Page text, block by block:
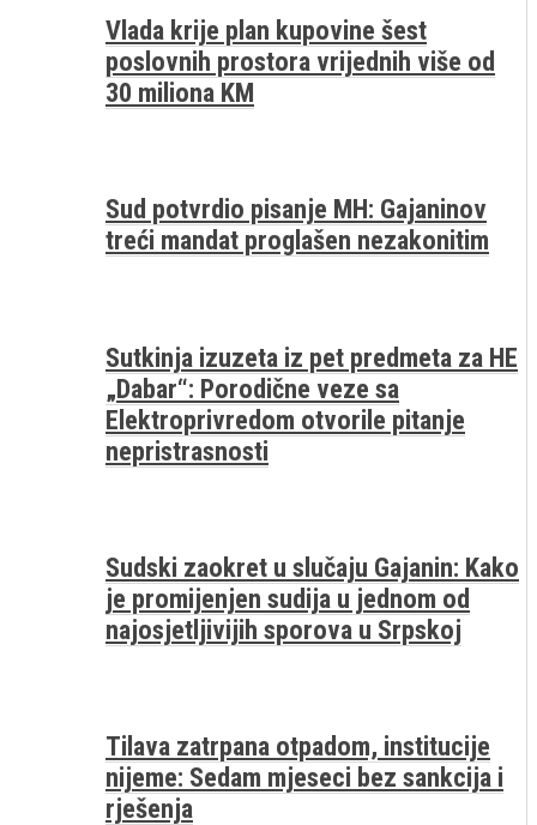
Vlada krije plan kupovine šest
poslovnih prostora vrijednih više od
30 miliona KM
Sud potvrdio pisanje MH: Gajaninov
treći mandat proglašen nezakonitim
Sutkinja izuzeta iz pet predmeta za HE
„Dabar“: Porodične veze sa
Elektroprivredom otvorile pitanje
nepristrasnosti
Sudski zaokret u slučaju Gajanin: Kako
je promijenjen sudija u jednom od
najosjetljivijih sporova u Srpskoj
Tilava zatrpana otpadom, institucije
nijeme: Sedam mjeseci bez sankcija i
rješenja